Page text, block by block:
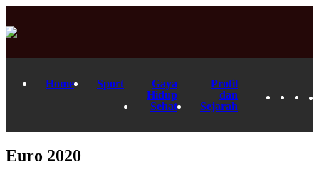
Home Sport
Gaya
Hidup
Sehat
Profil
dan
Sejarah
Euro 2020